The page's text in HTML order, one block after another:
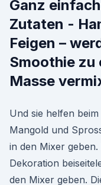
Ganz
Zutaten -
Feigen –
Smoothie zu
Masse
Und sie helfen
Mangold und
in den Mixer
Dekoration
den Mixer geben.